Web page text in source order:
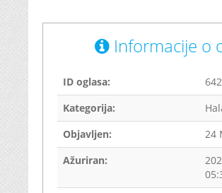
Informacije o
ID oglasa:
Kategorija:
Objavljen:
24
Ažuriran: